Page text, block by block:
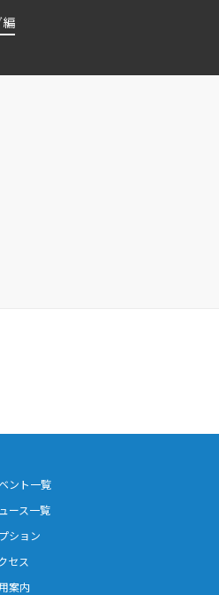
ント一覧
ース一覧
ション
セス
案内